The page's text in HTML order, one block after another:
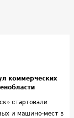
коммерческих
стартовали
и машино-мест в